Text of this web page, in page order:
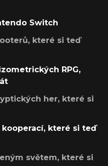
Switch
které si teď
RPG,
her, které si
které si teď
světem, které si